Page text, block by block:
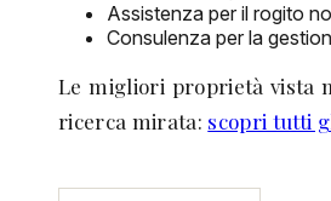
Assistenza per il rogito
Consulenza per la
Le migliori proprietà vista
ricerca mirata: scopri tutti